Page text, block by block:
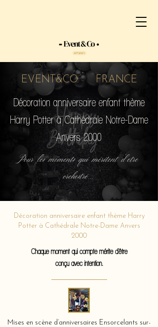
EVENT&CO FRANCE
Décoration anniversaire enfant thème
Harry Potter à Cathédrale Notre-Dame
Anvers 2000
Pour les moments qui méritent d'etre
orchestré...
Décoration anniversaire enfant thème Harry
Potter à Cathédrale Notre-Dame Anvers
2000
Chaque moment qui compte mérite d'être
conçu avec intention.
Mises en scène d’anniversaires Ensorcelants sur-